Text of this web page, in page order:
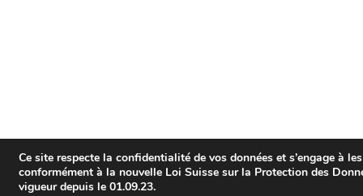
Ce site respecte la confidentialité de vos données et s’engage à
conformément à la nouvelle Loi Suisse sur la Protection des
vigueur depuis le 01.09.23.